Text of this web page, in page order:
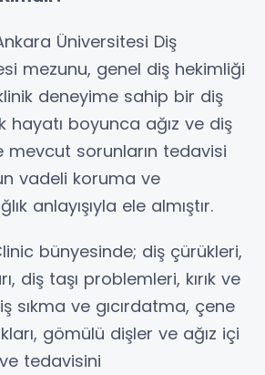
Üniversitesi Diş
mezunu, genel diş hekimliği
deneyime sahip bir diş
hayatı boyunca ağız ve diş
mevcut sorunların tedavisi
vadeli koruma ve
anlayışıyla ele almıştır.
bünyesinde; diş çürükleri,
diş taşı problemleri, kırık ve
sıkma ve gıcırdatma, çene
gömülü dişler ve ağız içi
tedavisini